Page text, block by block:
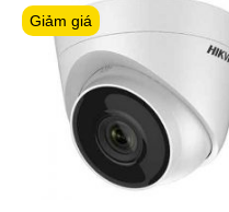
Giảm giá